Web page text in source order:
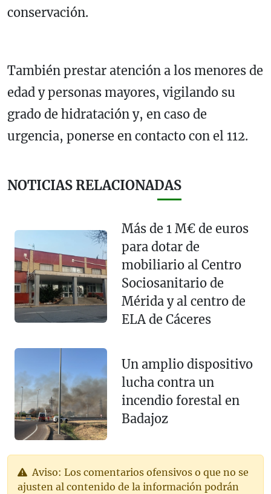
conservación.
También prestar atención a los menores de
edad y personas mayores, vigilando su
grado de hidratación y, en caso de
urgencia, ponerse en contacto con el 112.
NOTICIAS RELACIONADAS
Más de 1 M€ de euros
para dotar de
mobiliario al Centro
Sociosanitario de
Mérida y al centro de
ELA de Cáceres
Un amplio dispositivo
lucha contra un
incendio forestal en
Badajoz
Aviso: Los comentarios ofensivos o que no se
ajusten al contenido de la información podrán